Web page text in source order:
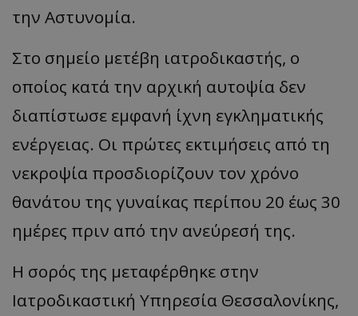
την Αστυνομία.
Στο σημείο μετέβη ιατροδικαστής, ο
οποίος κατά την αρχική αυτοψία δεν
διαπίστωσε εμφανή ίχνη εγκληματικής
ενέργειας. Οι πρώτες εκτιμήσεις από τη
νεκροψία προσδιορίζουν τον χρόνο
θανάτου της γυναίκας περίπου 20 έως 30
ημέρες πριν από την ανεύρεσή της.
Η σορός της μεταφέρθηκε στην
Ιατροδικαστική Υπηρεσία Θεσσαλονίκης,